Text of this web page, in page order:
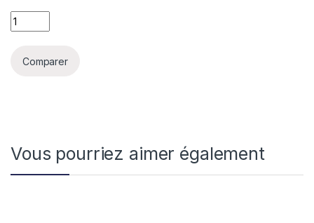
RHODOIDE - PVC ROLL H 45 MM X 305 M quantity
Comparer
Vous pourriez aimer également